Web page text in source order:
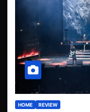
HOME REVIEW